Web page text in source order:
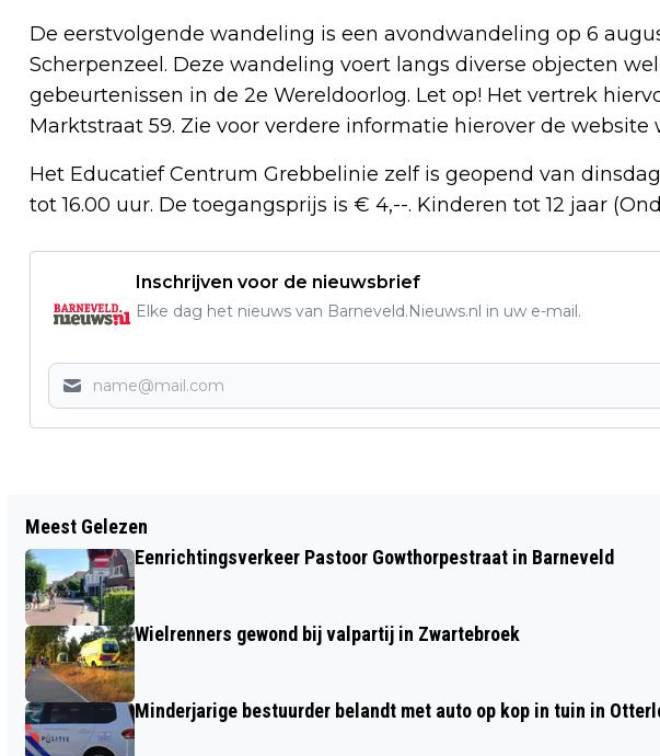
De eerstvolgende wandeling is een avondwandeling op 6
Scherpenzeel. Deze wandeling voert langs diverse objecten
gebeurtenissen in de 2e Wereldoorlog. Let op! Het vertrek
Marktstraat 59. Zie voor verdere informatie hierover de website
Het Educatief Centrum Grebbelinie zelf is geopend van
tot 16.00 uur. De toegangsprijs is € 4,--. Kinderen tot 12 jaar
Inschrijven voor de nieuwsbrief
Elke dag het nieuws van Barneveld.Nieuws.nl in uw e-mail.
WAARSCHUWING OPLICHTERS ACTIEF
IN OMGEVING LUNTEREN
TRACTOR
Meest Gelezen
Eenrichtingsverkeer Pastoor Gowthorpestraat in Barneveld
Wielrenners gewond bij valpartij in Zwartebroek
Minderjarige bestuurder belandt met auto op kop in tuin in